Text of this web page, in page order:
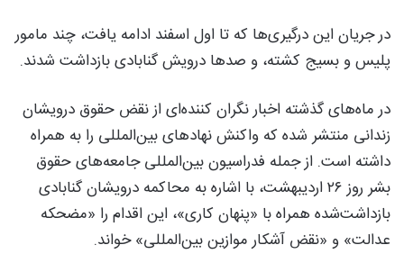
در جریان این درگیری‌ها که تا اول اسفند ادامه یافت، چند مامور
پلیس و بسیج کشته، و صدها درویش گنابادی بازداشت شدند.
در ماه‌های گذشته اخبار نگران کننده‌ای از نقض حقوق درویشان
زندانی منتشر شده که واکنش نهادهای بین‌المللی را به همراه
داشته است. از جمله فدراسیون بین‌المللی جامعه‌های حقوق
بشر روز ۲۶ اردیبهشت، با اشاره به محاکمه درویشان گنابادی
بازداشت‌شده همراه با «پنهان کاری»، این اقدام را «مضحکه‌
عدالت» و «نقض آشکار موازین بین‌المللی» خواند.